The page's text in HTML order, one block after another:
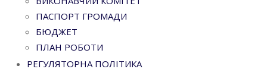
ПАСПОРТ ГРОМАДИ
БЮДЖЕТ
ПЛАН РОБОТИ
РЕГУЛЯТОРНА ПОЛІТИКА